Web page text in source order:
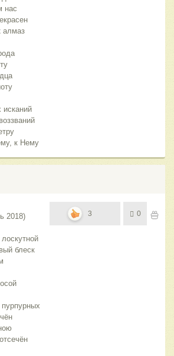
нас
алмаз
исканий
к Нему
2018)
блеск
3 0